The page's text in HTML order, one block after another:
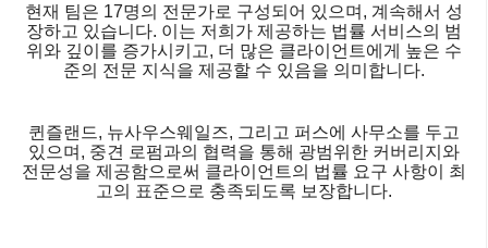
현재 팀은 17명의 전문가로 구성되어 있으며 , 계속해서 성
장하고 있습니다. 이는 저희가 제공하는 법률 서비스의 범
위와 깊이를 증가시키고, 더 많은 클라이언트에게 높은 수
준의 전문 지식을 제공할 수 있음을 의미합니다.
퀸즐랜드, 뉴사우스웨일즈, 그리고 퍼스에 사무소를 두고
있으며 , 중견 로펌과의 협력을 통해 광범위한 커버리지와
전문성을 제공함으로써 클라이언트의 법률 요구 사항이
최
고의 표준으로 충족되도록 보장합니다.